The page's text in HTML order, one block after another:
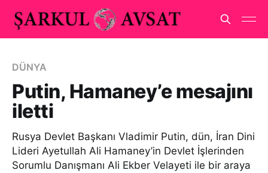
DÜNYA
Putin, Hamaney’e mesajını
iletti
Rusya Devlet Başkanı Vladimir Putin, dün, İran Dini
Lideri Ayetullah Ali Hamaney’in Devlet İşlerinden
Sorumlu Danışmanı Ali Ekber Velayeti ile bir araya